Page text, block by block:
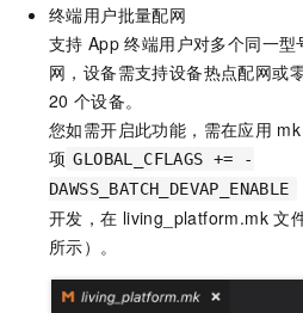
终端用户批量配网
支持 App 终端用户对多个同一
网，设备需支持设备热点配网或
20 个设备。
您如需开启此功能，需在应用 mk
项 GLOBAL_CFLAGS += -
DAWSS_BATCH_DEVAP_ENABLE
开发，在 living_platform.mk 文
所示）。